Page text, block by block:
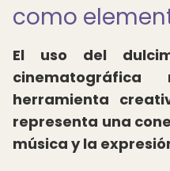
como
El uso del
cinematográfica
herramienta
representa una
música y la